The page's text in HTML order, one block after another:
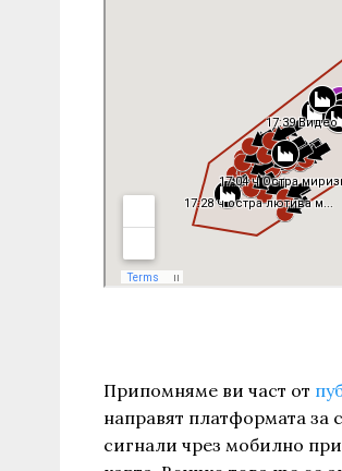
Припомняме ви част от
направят платформата за
сигнали чрез мобилно